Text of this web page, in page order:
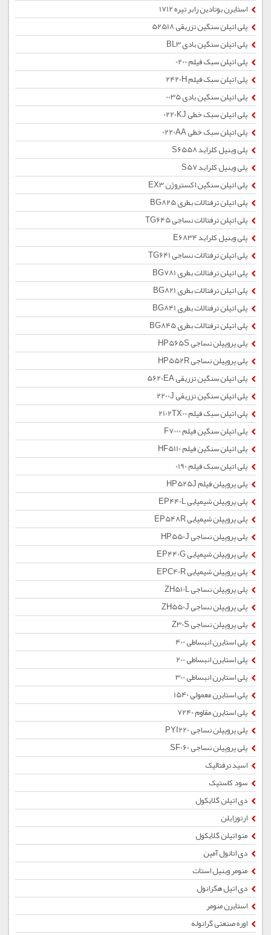
استایرن بوتادین رابر تیره 1712
پلی اتیلن سنگین تزریقی 52518
پلی اتیلن سنگین بادی BL3
پلی اتیلن سبک فیلم 0200
پلی اتیلن سبک فیلم 2420H
پلی اتیلن سنگین بادی 0035
پلی اتیلن سبک خطی 0220KJ
پلی اتیلن سبک خطی 0220AA
پلی وینیل کلراید S6558
پلی وینیل کلراید S57
پلی اتیلن سنگین اکستروژن EX3
پلی اتیلن ترفتالات بطری BG825
پلی اتیلن ترفتالات نساجی TG645
پلی وینیل کلراید E6834
پلی اتیلن ترفتالات نساجی TG641
پلی اتیلن ترفتالات بطری BG781
پلی اتیلن ترفتالات بطری BG821
پلی اتیلن ترفتالات بطری BG841
پلی اتیلن ترفتالات بطری BG845
پلی پروپیلن نساجی HP565S
پلی پروپیلن نساجی HP552R
پلی اتیلن سنگین تزریقی 5620EA
پلی اتیلن سنگین تزریقی 2200J
پلی اتیلن سبک فیلم 2102TX00
پلی اتیلن سنگین فیلم F7000
پلی اتیلن سنگین فیلم HF5110
پلی اتیلن سبک فیلم 0190
پلی پروپیلن فیلم HP525J
پلی پروپیلن شیمیایی EP440L
پلی پروپیلن شیمیایی EP548R
پلی پروپیلن نساجی HP550J
پلی پروپیلن شیمیایی EP440G
پلی پروپیلن شیمیایی EPC40R
پلی پروپیلن نساجی ZH510L
پلی پروپیلن نساجی ZH550J
پلی پروپیلن نساجی Z30S
پلی استایرن انبساطی 400
پلی استایرن انبساطی 200
پلی استایرن انبساطی 300
پلی استایرن معمولی 1540
پلی استایرن مقاوم 7240
پلی پروپیلن نساجی PYI220
پلی پروپیلن نساجی SF060
اسید ترفتالیک
سود کاستیک
دی اتیلن گلایکول
ارتوزایلن
منو اتیلن گلایکول
دی اتانول آمین
منومر وینیل استات
دی اتیل هگزانول
استایرن منومر
اوره صنعتی گرانوله